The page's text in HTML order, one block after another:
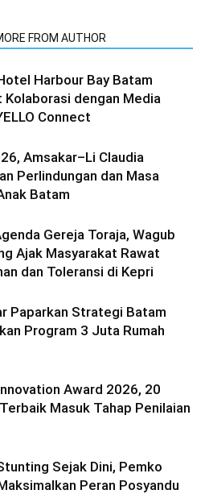
FROM AUTHOR
Harbour Bay Batam
Kolaborasi dengan Media
Connect
Amsakar–Li Claudia
Perlindungan dan Masa
Batam
Gereja Toraja, Wagub
Ajak Masyarakat Rawat
dan Toleransi di Kepri
Paparkan Strategi Batam
Program 3 Juta Rumah
Award 2026, 20
Masuk Tahap Penilaian
Sejak Dini, Pemko
Peran Posyandu